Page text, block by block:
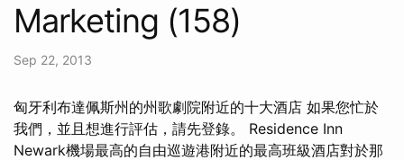
Marketing (158)
Sep 22, 2013
匈牙利布達佩斯州的州歌劇院附近的十大酒店 如果您忙於
我們，並且想進行評估，請先登錄。 Residence Inn
Newark機場最高的自由巡遊港附近的最高班級酒店對於那